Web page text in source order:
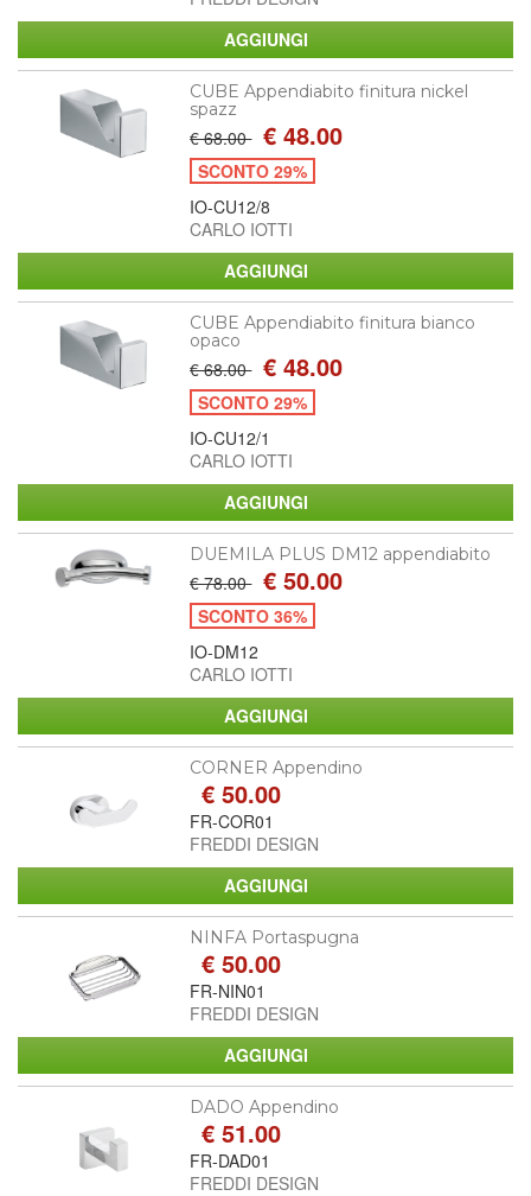
CUBE Appendiabito finitura nickel
spazz
€ 68.00 € 48.00
SCONTO 29%
IO-CU12/8
CARLO IOTTI
CUBE Appendiabito finitura bianco
opaco
€ 68.00 € 48.00
SCONTO 29%
IO-CU12/1
CARLO IOTTI
DUEMILA PLUS DM12 appendiabito
€ 78.00 € 50.00
SCONTO 36%
IO-DM12
CARLO IOTTI
CORNER Appendino
€ 50.00
FR-COR01
FREDDI DESIGN
NINFA Portaspugna
€ 50.00
FR-NIN01
FREDDI DESIGN
DADO Appendino
€ 51.00
FR-DAD01
FREDDI DESIGN